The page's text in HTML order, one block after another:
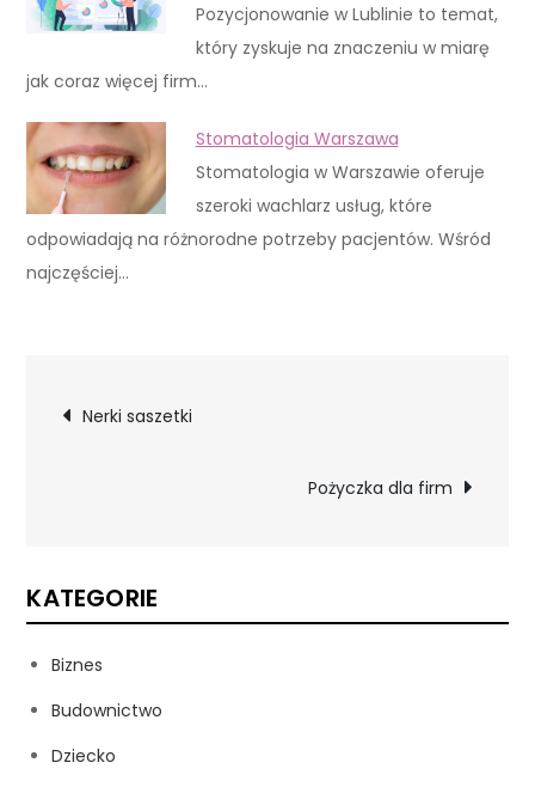
Pozycjonowanie w Lublinie to temat,
który zyskuje na znaczeniu w miarę
jak coraz więcej firm…
Stomatologia Warszawa
Stomatologia w Warszawie oferuje
szeroki wachlarz usług, które
odpowiadają na różnorodne potrzeby pacjentów. Wśród
najczęściej…
Nawigacja
Nerki saszetki
Pożyczka dla firm
KATEGORIE
Biznes
Budownictwo
Dziecko